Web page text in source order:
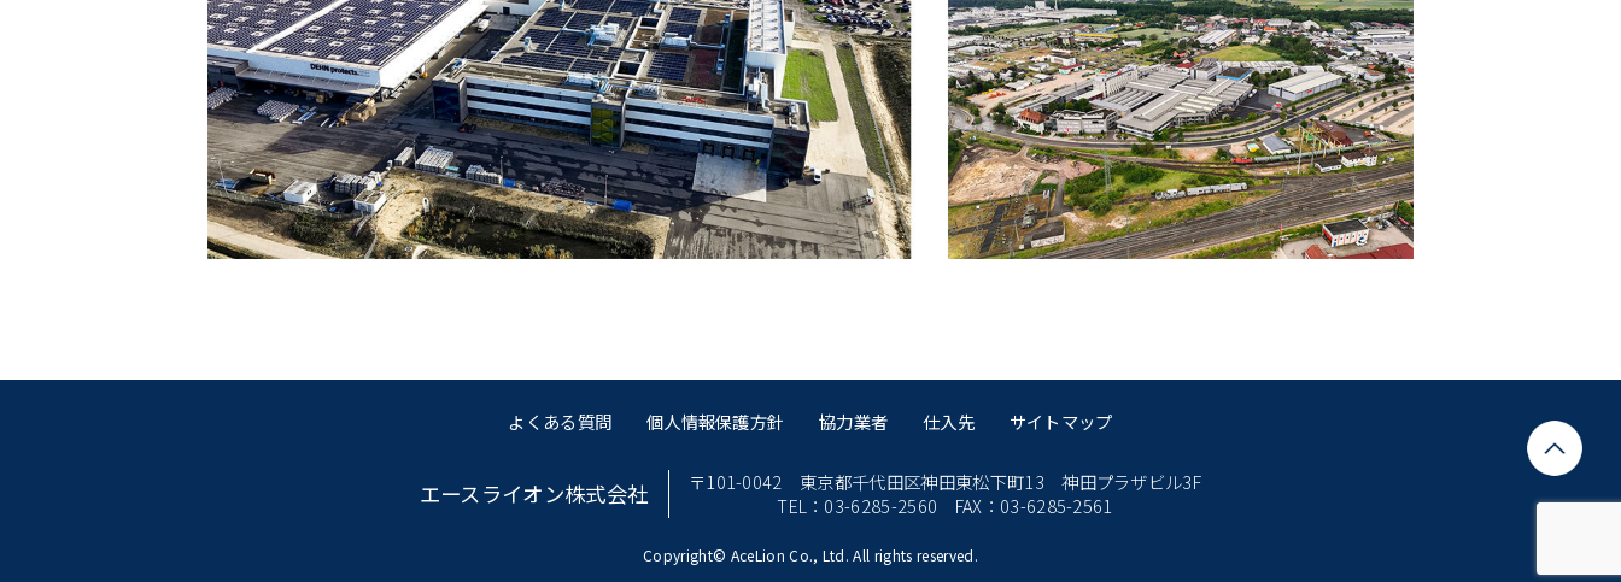
よくある質問 個人情報保護方針 協力業者 仕入先 サイトマップ
エースライオン株式会社 〒101-0042 東京都千代田区神田東松下町13神田プラザビル3F
TEL：03-6285-2560 FAX：03-6285-2561
Copyright© AceLion Co., Ltd. All rights reserved.